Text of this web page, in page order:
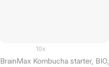
BrainMax Kombucha starter, BIO,
10x